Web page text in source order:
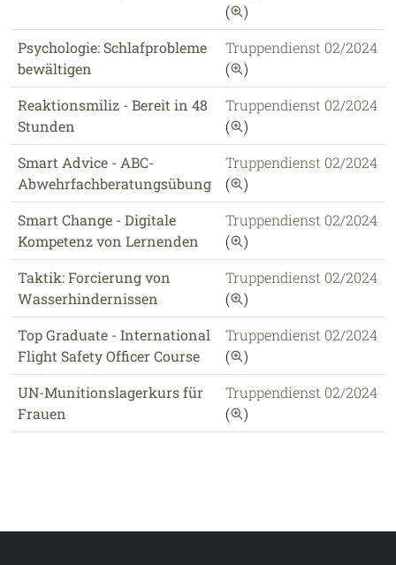
(
auf diese Publikation
)
Psychologie: Schlafprobleme
bewältigen
Truppendienst 02/2024
(
auf diese Publikation
)
Reaktionsmiliz - Bereit in 48
Stunden
Truppendienst 02/2024
(
auf diese Publikation
)
Smart Advice - ABC-
Abwehrfachberatungsübung
Truppendienst 02/2024
(
auf diese Publikation
)
Smart Change - Digitale
Kompetenz von Lernenden
Truppendienst 02/2024
(
auf diese Publikation
)
Taktik: Forcierung von
Wasserhindernissen
Truppendienst 02/2024
(
auf diese Publikation
)
Top Graduate - International
Flight Safety Officer Course
Truppendienst 02/2024
(
auf diese Publikation
)
UN-Munitionslagerkurs für
Frauen
Truppendienst 02/2024
(
auf diese Publikation
)